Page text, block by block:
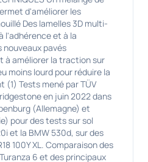
d'améliorer les
Des lamelles 3D multi-
l'adhérence et à la
nouveaux pavés
à améliorer la traction sur
moins lourd pour réduire la
(1) Tests mené par TÜV
en juin 2022 dans
(Allemagne) et
pour des tests sur sol
et la BMW 530d, sur des
100Y XL. Comparaison des
6 et des principaux